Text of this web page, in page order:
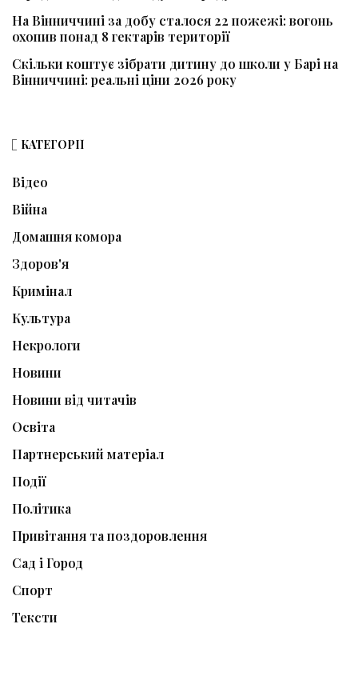
На Вінниччині за добу сталося 22 пожежі: вогонь
охопив понад 8 гектарів території
Скільки коштує зібрати дитину до школи у Барі на
Вінниччині: реальні ціни 2026 року
КАТЕГОРІЇ
Відео
Війна
Домашня комора
Здоров'я
Кримінал
Культура
Некрологи
Новини
Новини від читачів
Освіта
Партнерський матеріал
Події
Політика
Привітання та поздоровлення
Сад і Город
Спорт
Тексти